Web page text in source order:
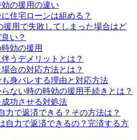
の援用の違い
住宅ローンは組める？
援用で失敗してしまった場合はど
い？
効の援用
うデメリットとは？
合の対応方法とは？
身バレする理由と対応方法
ない時の時効の援用手続きとは？
功させる対処法
力で返済できる？その方法は？
自力で返済できるの？完済する方